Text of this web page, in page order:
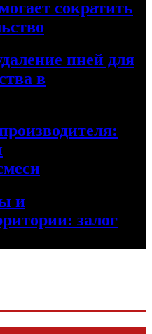
сократить
пней для
в
и
залог